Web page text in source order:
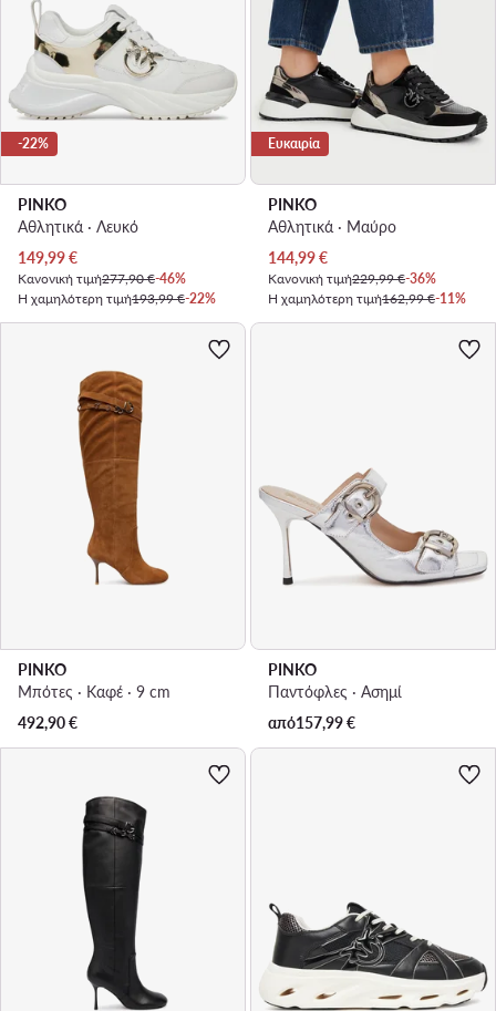
-22%
PINKO
Αθλητικά · Λευκό
Τρέχουσα τιμή
149,99€
Κανονική τιμή277,90 €-46%
Η χαμηλότερη τιμή193,99 €-22%
Ευκαιρία
PINKO
Αθλητικά · Μαύρο
Τρέχουσα τιμή
144,99€
Κανονική τιμή229,99 €-36%
Η χαμηλότερη τιμή162,99 €-11%
PINKO
Μπότες · Καφέ · 9 cm
492,90€
PINKO
Παντόφλες · Ασημί
από157,99€